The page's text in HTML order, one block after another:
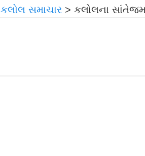
કલોલ સમાચાર > કલોલના